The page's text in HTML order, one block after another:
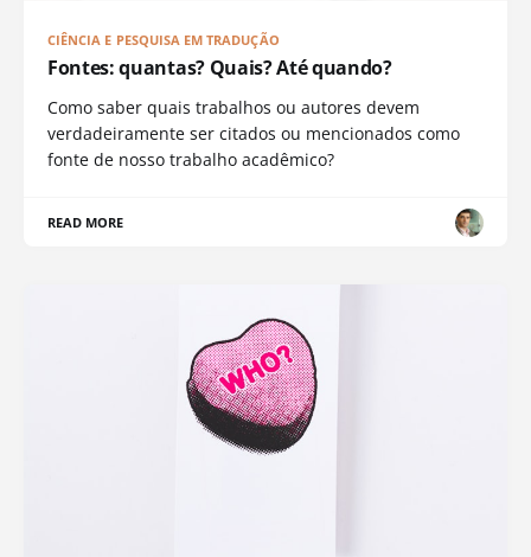
CIÊNCIA E PESQUISA EM TRADUÇÃO
Fontes: quantas? Quais? Até quando?
Como saber quais trabalhos ou autores devem
verdadeiramente ser citados ou mencionados como
fonte de nosso trabalho acadêmico?
READ MORE